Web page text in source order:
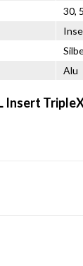
30,
Alu
Insert